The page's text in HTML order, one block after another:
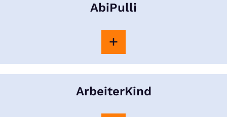
AbiPulli
ArbeiterKind